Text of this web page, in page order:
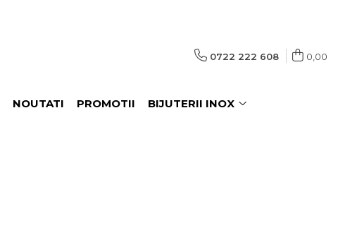
0722 222 608 0,00
NOUTATI PROMOTII BIJUTERII INOX